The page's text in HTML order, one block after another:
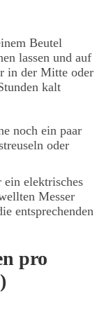
Beutel
lassen und auf
in der Mitte oder
kalt
noch ein paar
oder
elektrisches
Messer
entsprechenden
pro